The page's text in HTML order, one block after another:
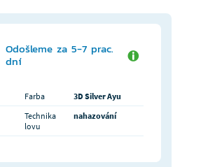
Odošleme za 5-7 prac.
dní
Farba
3D Silver Ayu
Technika
lovu
nahazování